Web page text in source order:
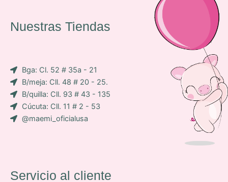
e
p
c
o
n
-
f
b
a
g
m
s
a
Nuestras Tiendas
Bga: Cl. 52 # 35a - 21
B/meja: Cll. 48 # 20 - 25.
B/quilla: Cll. 93 # 43 - 135
Cúcuta: Cll. 11 # 2 - 53
@maemi_oficialusa
Servicio al cliente